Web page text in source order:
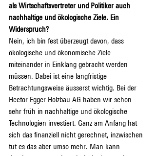
als Wirtschaftsvertreter und Politiker auch
nachhaltige und ökologische Ziele. Ein
Widerspruch?
Nein, ich bin fest überzeugt davon, dass
ökologische und ökonomische Ziele
miteinander in Einklang gebracht werden
müssen. Dabei ist eine langfristige
Betrachtungsweise äusserst wichtig. Bei der
Hector Egger Holzbau AG haben wir schon
sehr früh in nachhaltige und ökologische
Technologien investiert. Ganz am Anfang hat
sich das finanziell nicht gerechnet, inzwischen
tut es das aber umso mehr. Man kann